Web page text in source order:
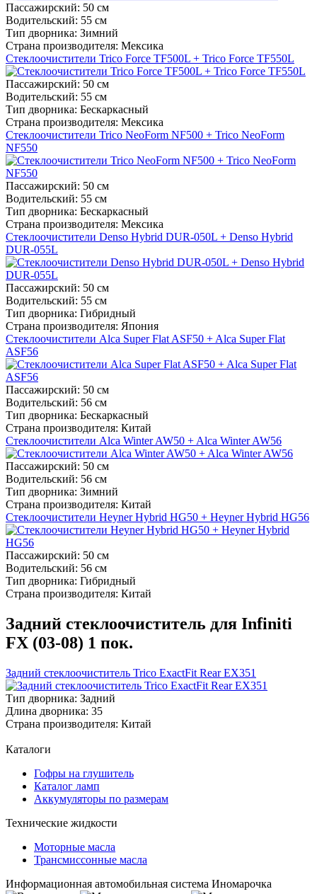
Пассажирский: 50 см
Водительский: 55 см
Тип дворника: Зимний
Страна производителя: Мексика
Стеклоочистители Trico Force TF500L + Trico Force TF550L
Пассажирский: 50 см
Водительский: 55 см
Тип дворника: Бескаркасный
Страна производителя: Мексика
Стеклоочистители Trico NeoForm NF500 + Trico NeoForm
NF550
Пассажирский: 50 см
Водительский: 55 см
Тип дворника: Бескаркасный
Страна производителя: Мексика
Стеклоочистители Denso Hybrid DUR-050L + Denso Hybrid
DUR-055L
Пассажирский: 50 см
Водительский: 55 см
Тип дворника: Гибридный
Страна производителя: Япония
Стеклоочистители Alca Super Flat ASF50 + Alca Super Flat
ASF56
Пассажирский: 50 см
Водительский: 56 см
Тип дворника: Бескаркасный
Страна производителя: Китай
Стеклоочистители Alca Winter AW50 + Alca Winter AW56
Пассажирский: 50 см
Водительский: 56 см
Тип дворника: Зимний
Страна производителя: Китай
Стеклоочистители Heyner Hybrid HG50 + Heyner Hybrid HG56
Пассажирский: 50 см
Водительский: 56 см
Тип дворника: Гибридный
Страна производителя: Китай
Задний стеклоочиститель для Infiniti
FX (03-08) 1 пок.
Задний стеклоочиститель Trico ExactFit Rear EX351
Тип дворника: Задний
Длина дворника: 35
Страна производителя: Китай
Каталоги
Гофры на глушитель
Каталог ламп
Аккумуляторы по размерам
Технические жидкости
Моторные масла
Трансмиссонные масла
Информационная автомобильная система Иномарочка